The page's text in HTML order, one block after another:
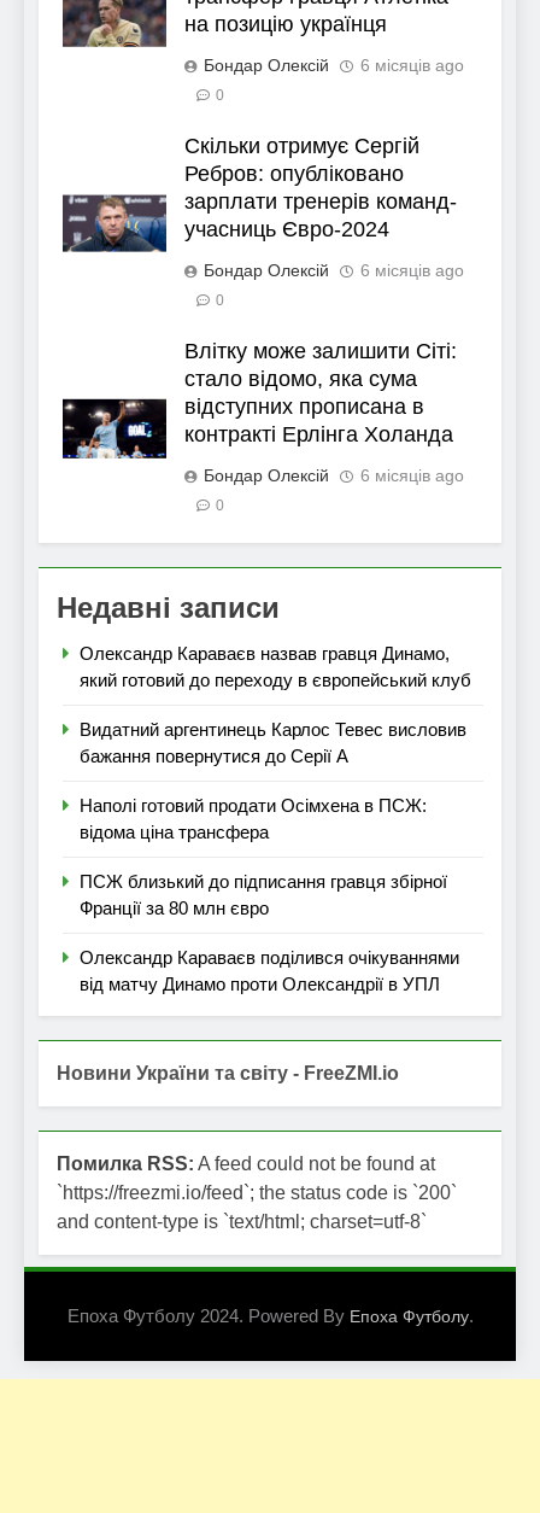
на позицію українця
Бондар Олексій 6 місяців ago
0
Скільки отримує Сергій
Ребров: опубліковано
зарплати тренерів команд-
учасниць Євро-2024
Бондар Олексій 6 місяців ago
0
Влітку може залишити Сіті:
стало відомо, яка сума
відступних прописана в
контракті Ерлінга Холанда
Бондар Олексій 6 місяців ago
0
Недавні записи
Олександр Караваєв назвав гравця Динамо,
який готовий до переходу в європейський клуб
Видатний аргентинець Карлос Тевес висловив
бажання повернутися до Серії А
Наполі готовий продати Осімхена в ПСЖ:
відома ціна трансфера
ПСЖ близький до підписання гравця збірної
Франції за 80 млн євро
Олександр Караваєв поділився очікуваннями
від матчу Динамо проти Олександрії в УПЛ
Новини України та світу - FreeZMI.io
Помилка RSS: A feed could not be found at
`https://freezmi.io/feed`; the status code is `200`
and content-type is `text/html; charset=utf-8`
Епоха Футболу 2024. Powered By Епоха Футболу.